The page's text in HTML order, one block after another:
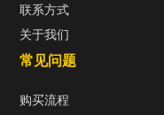
联系方式
关于我们
常见问题
购买流程